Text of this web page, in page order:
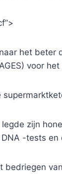
het beter
voor
legde zijn
-tests en
bedriegen